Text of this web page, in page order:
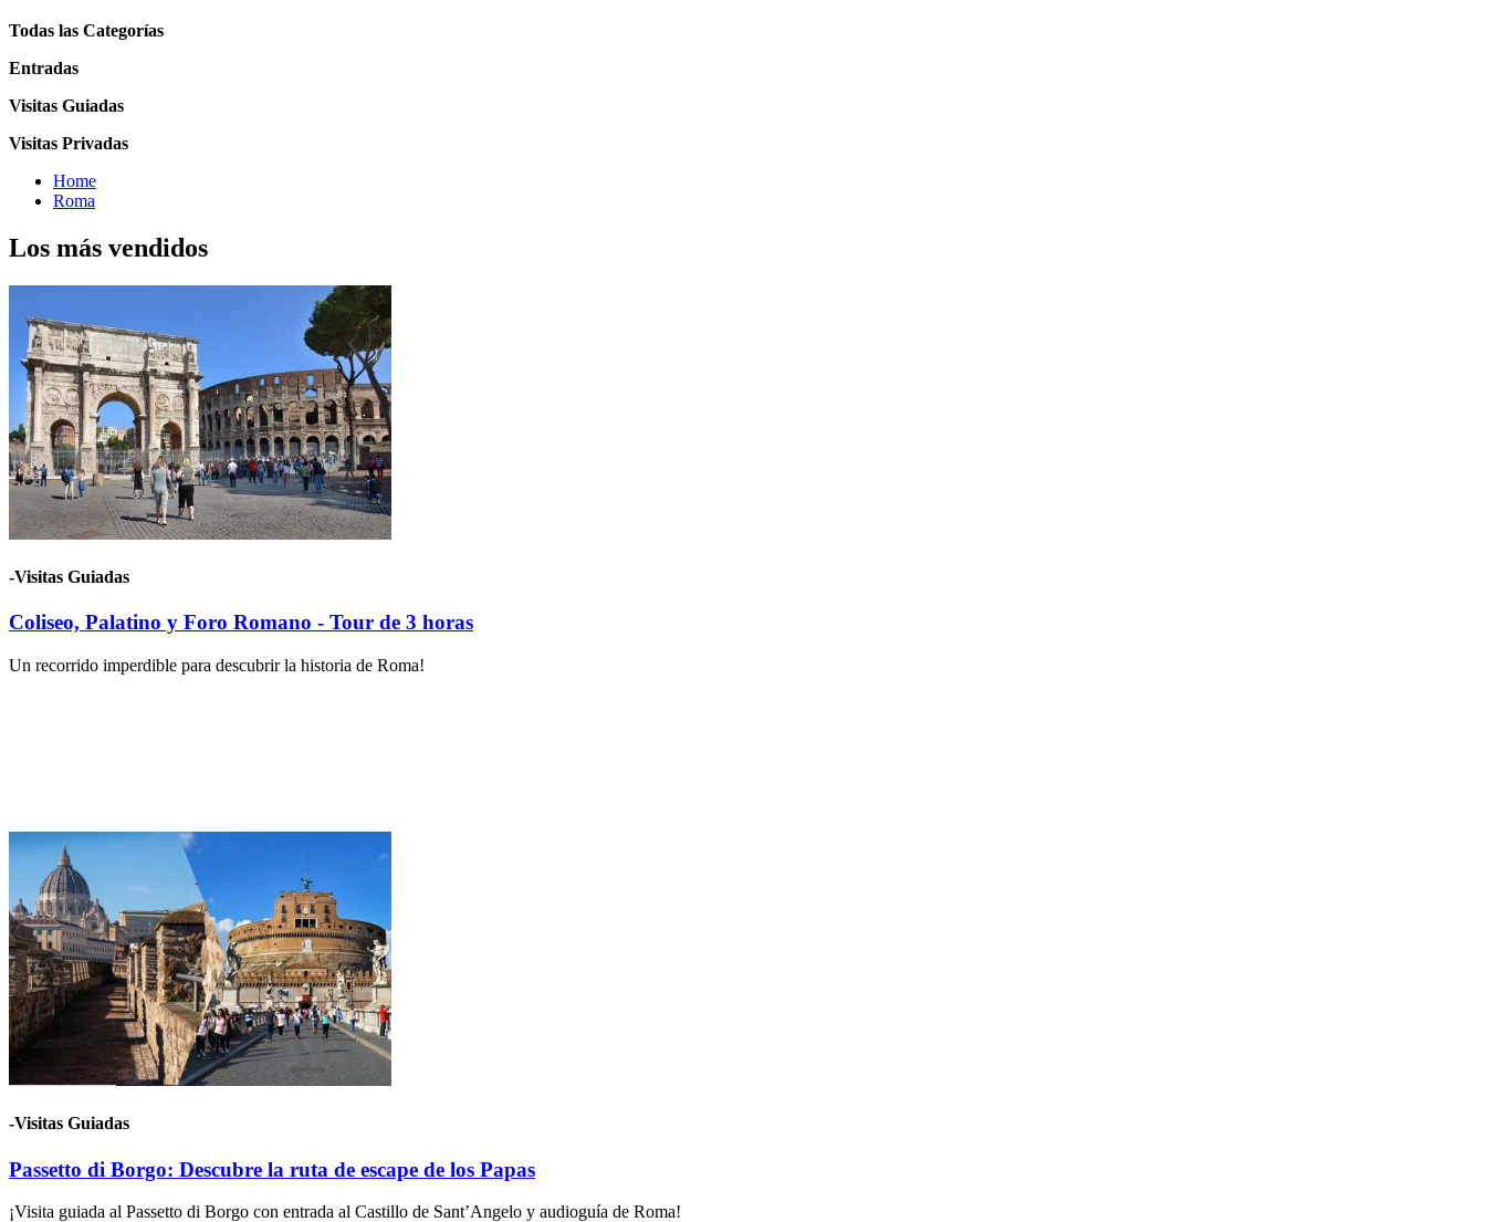
Todas las Categorías
Entradas
Visitas Guiadas
Visitas Privadas
Home
Roma
Los más vendidos
-Visitas Guiadas
Coliseo, Palatino y Foro Romano - Tour de 3 horas
Un recorrido imperdible para descubrir la historia de Roma!
-Visitas Guiadas
Passetto di Borgo: Descubre la ruta de escape de los Papas
¡Visita guiada al Passetto di Borgo con entrada al Castillo de Sant’Angelo y audioguía de Roma!